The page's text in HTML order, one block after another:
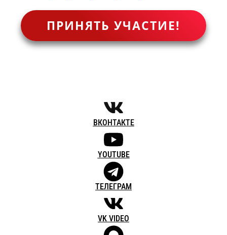
ПРИНЯТЬ УЧАСТИЕ!
ВКОНТАКТЕ
YOUTUBE
ТЕЛЕГРАМ
VK VIDEO